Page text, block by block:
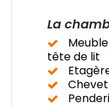
La
tête de lit